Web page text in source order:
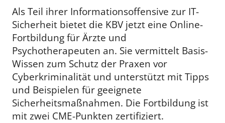
Als Teil ihrer Informationsoffensive zur IT-
Sicherheit bietet die KBV jetzt eine Online-
Fortbildung für Ärzte und
Psychotherapeuten an. Sie vermittelt Basis-
Wissen zum Schutz der Praxen vor
Cyberkriminalität und unterstützt mit Tipps
und Beispielen für geeignete
Sicherheitsmaßnahmen. Die Fortbildung ist
mit zwei CME-Punkten zertifiziert.